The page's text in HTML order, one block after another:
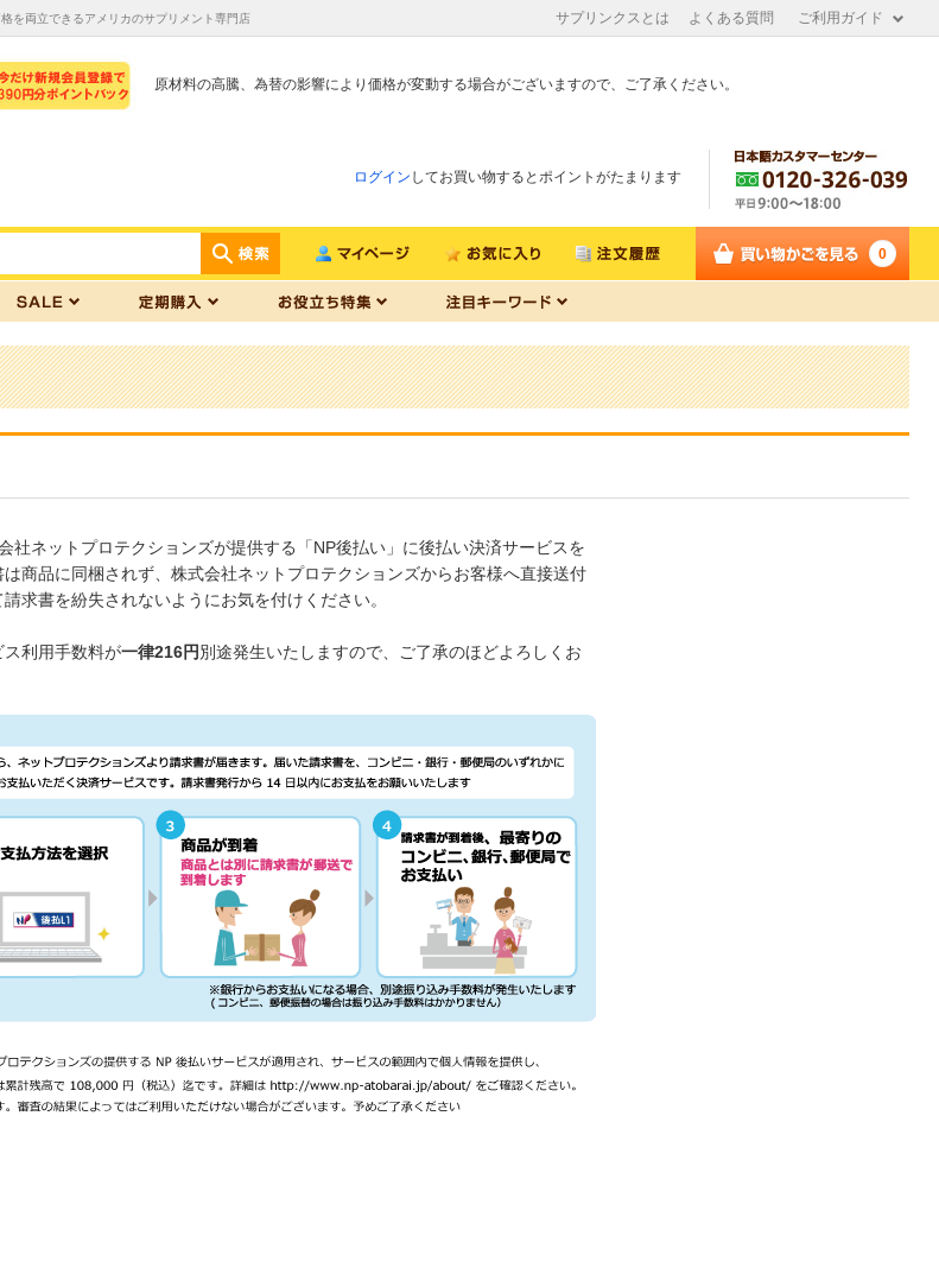
を両立できるアメリカのサプリメント専門店 サプリンクスとは よくある質問 ご利用ガイド
原材料の高騰、為替の影響により価格が変動する場合がございますので、ご了承ください。
ログイン してお買い物するとポイントがたまります
0
社ネットプロテクションズが提供する「NP後払い」に後払い決済サービスを
商品に同梱されず、株式会社ネットプロテクションズからお客様へ直接送付
求書を紛失されないようにお気を付けください。
ス利用手数料が一律216円別途発生いたしますので、ご了承のほどよろしくお